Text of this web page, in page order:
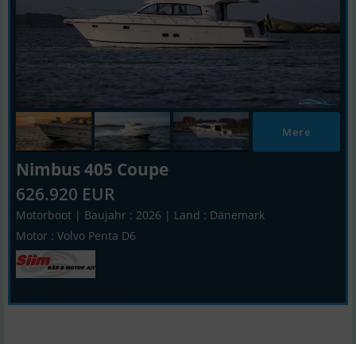
Mere
Nimbus 405 Coupe
626.920 EUR
Motorboot | Baujahr : 2026 | Land : Dänemark
Motor : Volvo Penta D6